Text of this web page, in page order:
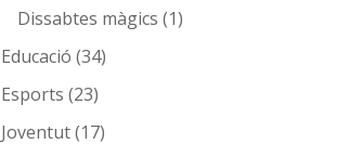
Dissabtes màgics (1)
Educació (34)
Esports (23)
Joventut(17)